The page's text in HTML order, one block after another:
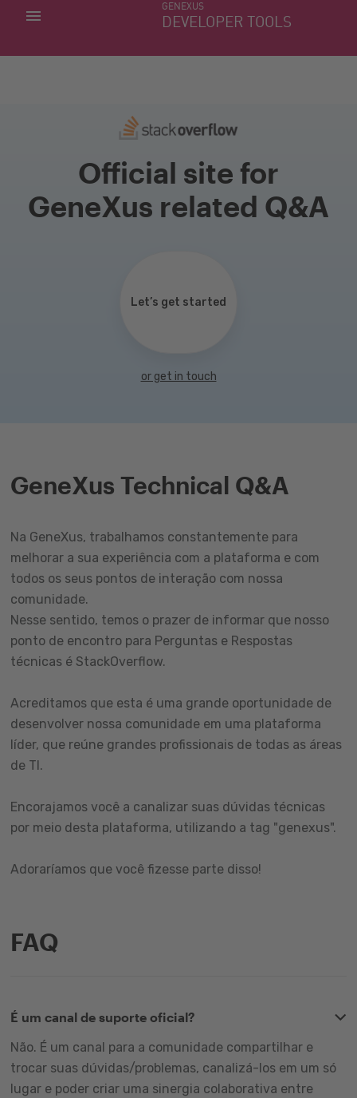
GENEXUS
DEVELOPER TOOLS
MINHAS APLICACÕES
Official site for
GeneXus related Q&A
Let’s get started
or get in touch
GeneXus Technical Q&A
Na GeneXus, trabalhamos constantemente para
melhorar a sua experiência com a plataforma e com
todos os seus pontos de interação com nossa
comunidade.
Nesse sentido, temos o prazer de informar que nosso
ponto de encontro para Perguntas e Respostas
técnicas é StackOverflow.
Acreditamos que esta é uma grande oportunidade de
desenvolver nossa comunidade em uma plataforma
líder, que reúne grandes profissionais de todas as áreas
de TI.
Encorajamos você a canalizar suas dúvidas técnicas
por meio desta plataforma, utilizando a tag "genexus".
Adoraríamos que você fizesse parte disso!
FAQ
É um canal de suporte oficial?
Não. É um canal para a comunidade compartilhar e
trocar suas dúvidas/problemas, canalizá-los em um só
lugar e poder criar uma sinergia colaborativa entre